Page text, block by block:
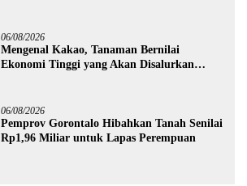
06/08/2026
Mengenal Kakao, Tanaman Bernilai
Ekonomi Tinggi yang Akan Disalurkan
06/08/2026
Pemprov Gorontalo Hibahkan Tanah Senilai
Rp1,96 Miliar untuk Lapas Perempuan